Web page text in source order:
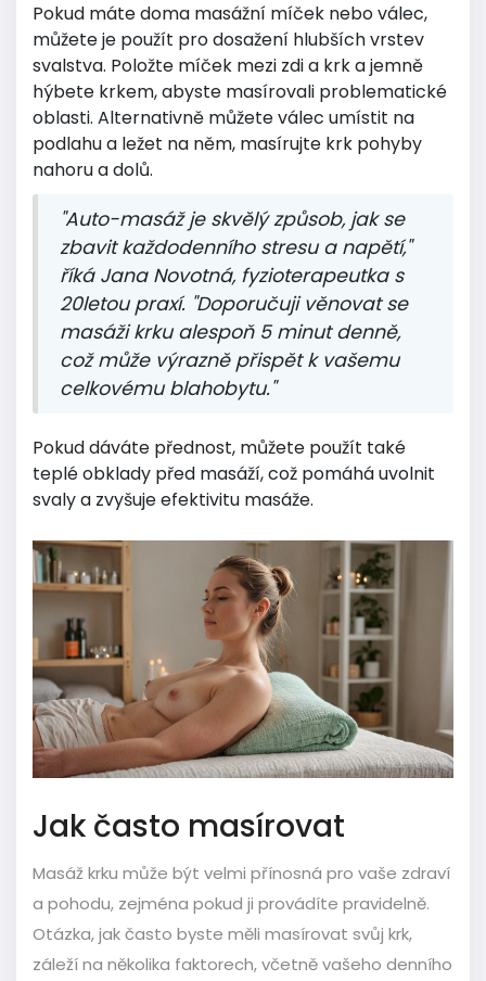
Pokud máte doma masážní míček nebo válec,
můžete je použít pro dosažení hlubších vrstev
svalstva. Položte míček mezi zdi a krk a jemně
hýbete krkem, abyste masírovali problematické
oblasti. Alternativně můžete válec umístit na
podlahu a ležet na něm, masírujte krk pohyby
nahoru a dolů.
"Auto-masáž je skvělý způsob, jak se
zbavit každodenního stresu a napětí,"
říká Jana Novotná, fyzioterapeutka s
20letou praxí. "Doporučuji věnovat se
masáži krku alespoň 5 minut denně,
což může výrazně přispět k vašemu
celkovému blahobytu."
Pokud dáváte přednost, můžete použít také
teplé obklady před masáží, což pomáhá uvolnit
svaly a zvyšuje efektivitu masáže.
Jak často masírovat
Masáž krku může být velmi přínosná pro vaše zdraví
a pohodu, zejména pokud ji provádíte pravidelně.
Otázka, jak často byste měli masírovat svůj krk,
záleží na několika faktorech, včetně vašeho denního